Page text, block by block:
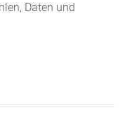
Daten und
DECKT EIN